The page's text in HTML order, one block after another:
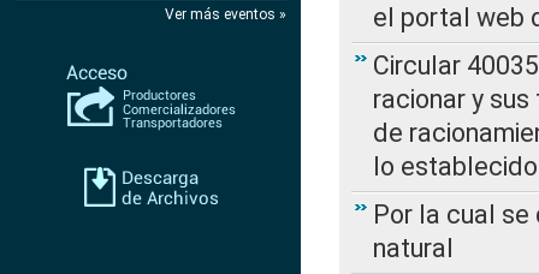
Ver más eventos »
el portal web
Circular
racionar y
de
lo
Por la cual
natural